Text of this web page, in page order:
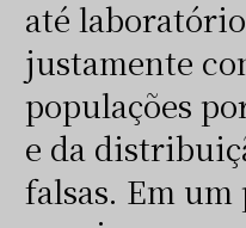
até
justamente
populações
e da
falsas. Em um